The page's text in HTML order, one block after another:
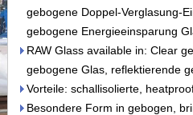
gebogene Doppel-Verglasung-
gebogene Energieeinsparung
RAW Glass available in: Clear
gebogene Glas, reflektierende
Vorteile: schallisolierte,
Besondere Form in gebogen,